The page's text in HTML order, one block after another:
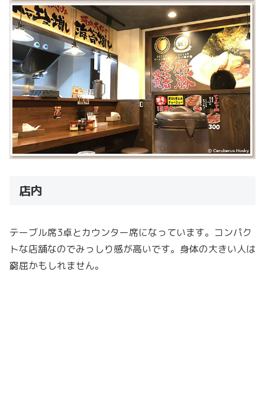
店内
テーブル席3卓とカウンター席になっています。コンパク
トな店舗なのでみっしり感が高いです。身体の大きい人は
窮屈かもしれません。